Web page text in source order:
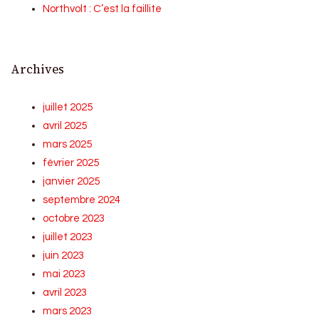
Northvolt : C’est la faillite
Archives
juillet 2025
avril 2025
mars 2025
février 2025
janvier 2025
septembre 2024
octobre 2023
juillet 2023
juin 2023
mai 2023
avril 2023
mars 2023